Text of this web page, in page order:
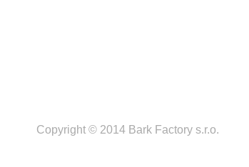
Copyright © 2014 Bark Factory s.r.o.